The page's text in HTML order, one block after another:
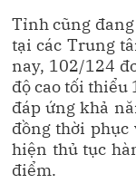
Tỉnh cũng
tại các Trung
nay, 102/124
độ cao tối thiểu
đáp ứng khả
đồng thời
hiện thủ tục
điểm.